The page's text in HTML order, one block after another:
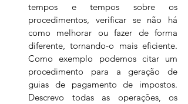
tempos e tempos sobre os
procedimentos, verificar se não há
como melhorar ou fazer de forma
diferente, tornando-o mais eficiente.
Como exemplo podemos citar um
procedimento para a geração de
guias de pagamento de impostos.
Descrevo todas as operações, os